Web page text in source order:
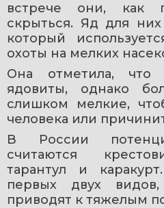
встрече они, как
скрыться. Яд для
который
охоты на мелких
Она отметила, что
ядовиты, однако
слишком мелкие,
человека или
В России
считаются
тарантул и
первых двух
приводят к тяжелым